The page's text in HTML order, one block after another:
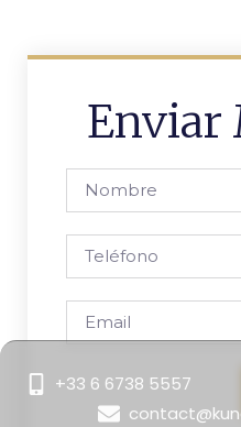
Enviar
+33 6 6738 5557